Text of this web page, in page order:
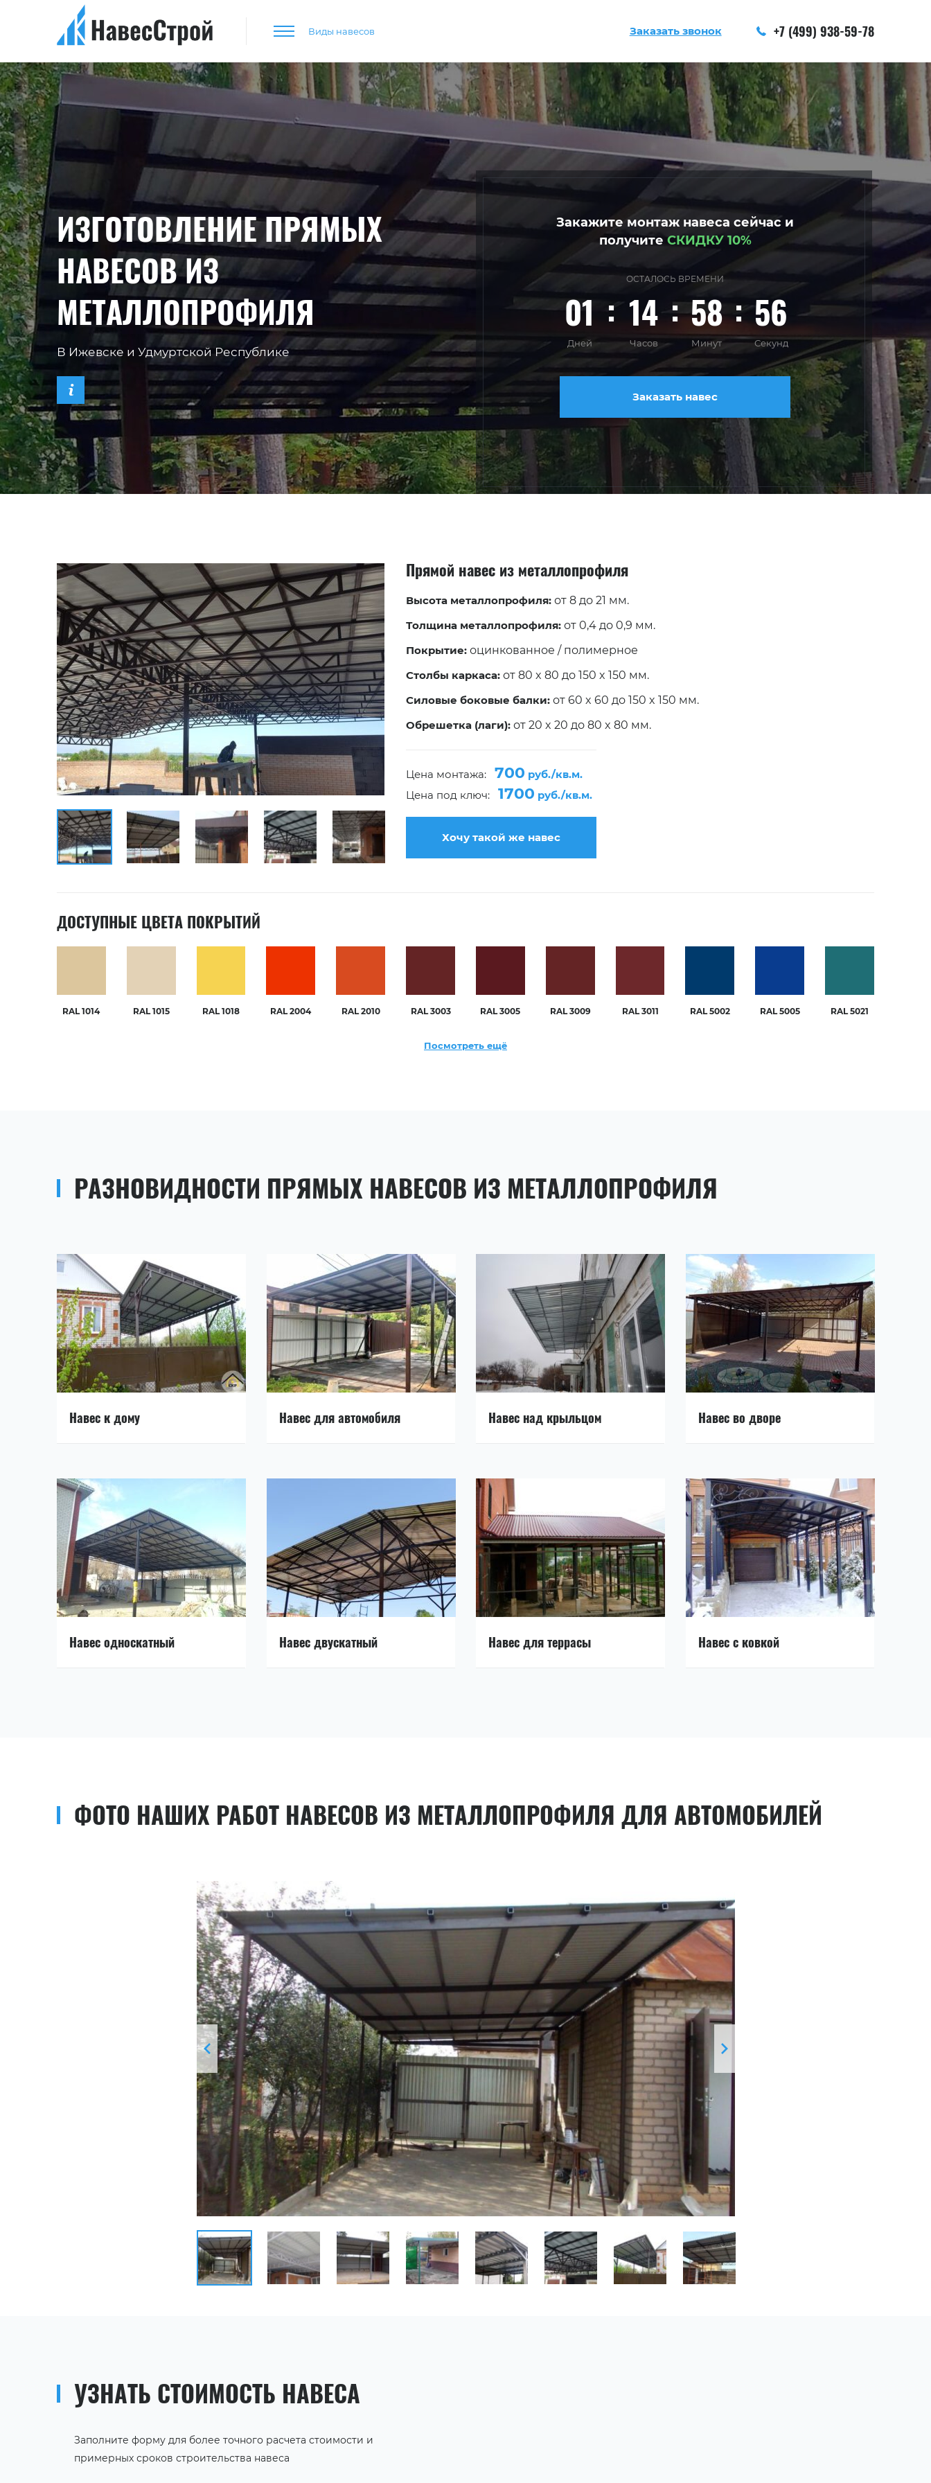
Виды навесов Заказать звонок +7 (499) 938-59-78
ИЗГОТОВЛЕНИЕ ПРЯМЫХ
НАВЕСОВ ИЗ
МЕТАЛЛОПРОФИЛЯ
В Ижевске и Удмуртской Республике
Закажите монтаж навеса сейчас и
получите СКИДКУ 10%
ОСТАЛОСЬ ВРЕМЕНИ
01 14 58 54
Дней Часов Минут Секунд
Заказать навес
Прямой навес из металлопрофиля
Высота металлопрофиля: от 8 до 21 мм.
Толщина металлопрофиля: от 0,4 до 0,9 мм.
Покрытие: оцинкованное / полимерное
Столбы каркаса: от 80 x 80 до 150 x 150 мм.
Силовые боковые балки: от 60 x 60 до 150 x 150 мм.
Обрешетка (лаги): от 20 x 20 до 80 x 80 мм.
Цена монтажа:700 руб./кв.м.
Цена под ключ:1700 руб./кв.м.
Хочу такой же навес
ДОСТУПНЫЕ ЦВЕТА ПОКРЫТИЙ
RAL 1014 RAL 1015 RAL 1018 RAL 2004 RAL 2010 RAL 3003 RAL 3005 RAL 3009 RAL 3011 RAL 5002 RAL 5005 RAL 5021
Посмотреть ещё
РАЗНОВИДНОСТИ ПРЯМЫХ НАВЕСОВ ИЗ МЕТАЛЛОПРОФИЛЯ
Навес к дому Навес для автомобиля Навес над крыльцом Навес во дворе
Навес односкатный Навес двускатный Навес для террасы Навес с ковкой
ФОТО НАШИХ РАБОТ НАВЕСОВ ИЗ МЕТАЛЛОПРОФИЛЯ ДЛЯ АВТОМОБИЛЕЙ
УЗНАТЬ СТОИМОСТЬ НАВЕСА
Заполните форму для более точного расчета стоимости и
примерных сроков строительства навеса